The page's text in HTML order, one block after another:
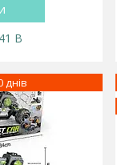
B
днів